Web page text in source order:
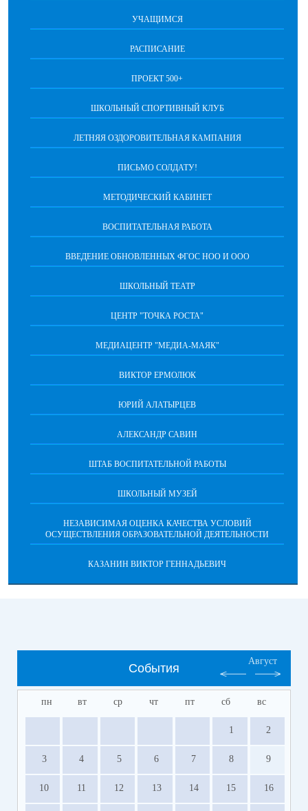
УЧАЩИМСЯ
РАСПИСАНИЕ
ПРОЕКТ 500+
ШКОЛЬНЫЙ СПОРТИВНЫЙ КЛУБ
ЛЕТНЯЯ ОЗДОРОВИТЕЛЬНАЯ КАМПАНИЯ
ПИСЬМО СОЛДАТУ!
МЕТОДИЧЕСКИЙ КАБИНЕТ
ВОСПИТАТЕЛЬНАЯ РАБОТА
ВВЕДЕНИЕ ОБНОВЛЕННЫХ ФГОС НОО И ООО
ШКОЛЬНЫЙ ТЕАТР
ЦЕНТР "ТОЧКА РОСТА"
МЕДИАЦЕНТР "МЕДИА-МАЯК"
ВИКТОР ЕРМОЛЮК
ЮРИЙ АЛАТЫРЦЕВ
АЛЕКСАНДР САВИН
ШТАБ ВОСПИТАТЕЛЬНОЙ РАБОТЫ
ШКОЛЬНЫЙ МУЗЕЙ
НЕЗАВИСИМАЯ ОЦЕНКА КАЧЕСТВА УСЛОВИЙ
ОСУЩЕСТВЛЕНИЯ ОБРАЗОВАТЕЛЬНОЙ ДЕЯТЕЛЬНОСТИ
КАЗАНИН ВИКТОР ГЕННАДЬЕВИЧ
События
Август
пн вт ср чт пт сб вс
1 2
3 4 5 6 7 8 9
10 11 12 13 14 15 16